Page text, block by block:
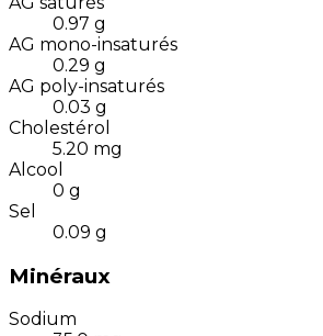
0.97 g
AG mono-insaturés
0.29 g
AG poly-insaturés
0.03 g
Cholestérol
5.20 mg
Alcool
0 g
Sel
0.09 g
Minéraux
Sodium